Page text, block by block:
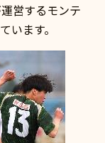
営するモンテ
います。